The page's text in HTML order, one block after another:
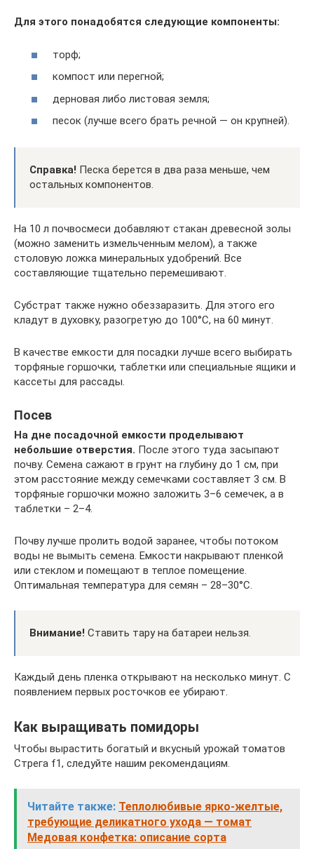
Для этого понадобятся следующие компоненты:
торф;
компост или перегной;
дерновая либо листовая земля;
песок (лучше всего брать речной — он крупней).
Справка! Песка берется в два раза меньше, чем
остальных компонентов.
На 10 л почвосмеси добавляют стакан древесной золы
(можно заменить измельченным мелом), а также
столовую ложка минеральных удобрений. Все
составляющие тщательно перемешивают.
Субстрат также нужно обеззаразить. Для этого его
кладут в духовку, разогретую до 100°C, на 60 минут.
В качестве емкости для посадки лучше всего выбирать
торфяные горшочки, таблетки или специальные ящики и
кассеты для рассады.
Посев
На дне посадочной емкости проделывают
небольшие отверстия. После этого туда засыпают
почву. Семена сажают в грунт на глубину до 1 см, при
этом расстояние между семечками составляет 3 см. В
торфяные горшочки можно заложить 3–6 семечек, а в
таблетки – 2–4.
Почву лучше пролить водой заранее, чтобы потоком
воды не вымыть семена. Емкости накрывают пленкой
или стеклом и помещают в теплое помещение.
Оптимальная температура для семян – 28–30°C.
Внимание! Ставить тару на батареи нельзя.
Каждый день пленка открывают на несколько минут. С
появлением первых росточков ее убирают.
Как выращивать помидоры
Чтобы вырастить богатый и вкусный урожай томатов
Стрега f1, следуйте нашим рекомендациям.
Читайте также: Теплолюбивые ярко-желтые,
требующие деликатного ухода — томат
Медовая конфетка: описание сорта